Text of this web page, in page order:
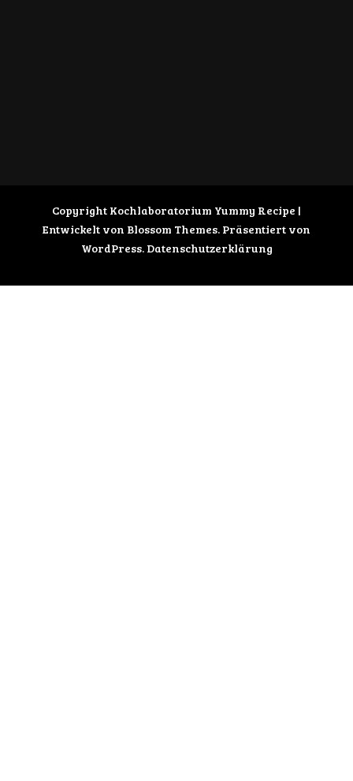
Copyright Kochlaboratorium Yummy Recipe |
Entwickelt von Blossom Themes. Präsentiert von
WordPress. Datenschutzerklärung